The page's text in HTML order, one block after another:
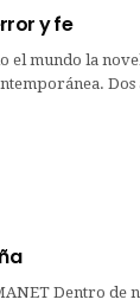
y fe
el mundo la
Dos
Dentro de